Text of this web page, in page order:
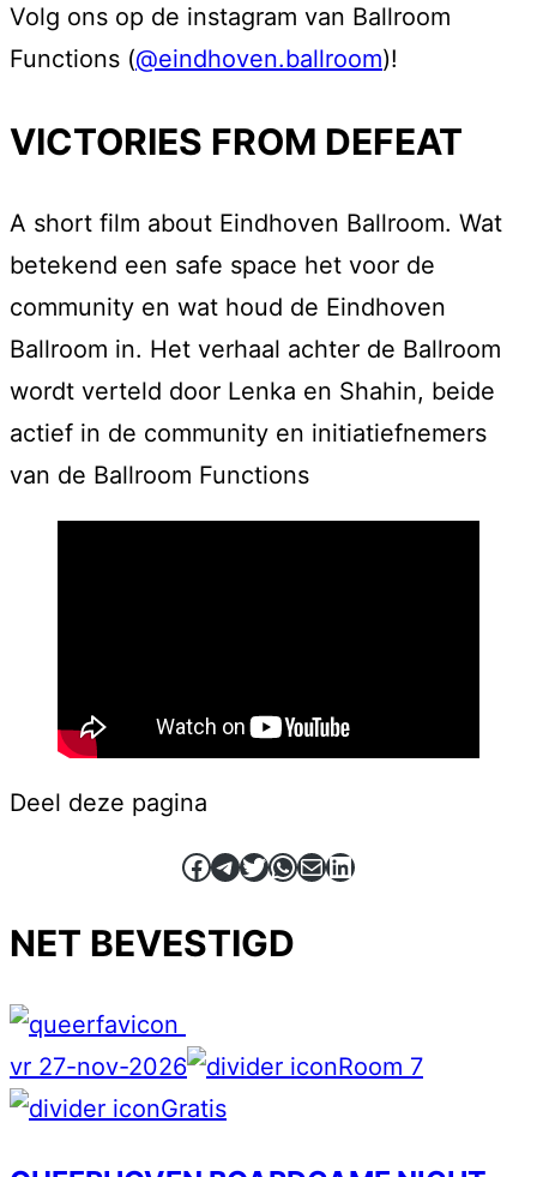
Volg ons op de instagram van Ballroom
Functions (@eindhoven.ballroom)!
VICTORIES FROM DEFEAT
A short film about Eindhoven Ballroom. Wat
betekend een safe space het voor de
community en wat houd de Eindhoven
Ballroom in. Het verhaal achter de Ballroom
wordt verteld door Lenka en Shahin, beide
actief in de community en initiatiefnemers
van de Ballroom Functions
Deel deze pagina
Facebook
Telegram
Twitter
WhatsApp
E-mailLinkedIn
NET BEVESTIGD
vr 27-nov-2026
Room 7
Gratis